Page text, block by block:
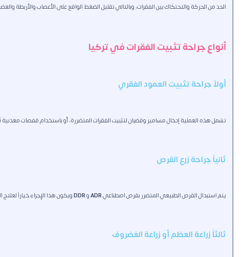
الحد من الحركة والاحتكاك بين الفقرات، وبالتالي تقليل الضغط الواقع على الأعصاب والأربطة
أنواع جراحة تثبيت الفقرات في تركيا
أولاً جراحة تثبيت العمود الفقري
تشمل هذه العملية إدخال مسامير وقضبان لتثبيت الفقرات المتضررة، أو باستخدام قفصات معدنية
ثانياً جراحة زرع القرص
يتم استبدال القرص الطبيعي المتضرر بقرص اصطناعيADRوDDRويكون هذا الإجراء خياراً
ثالثاً زراعة العظم أو زراعة الغضروف